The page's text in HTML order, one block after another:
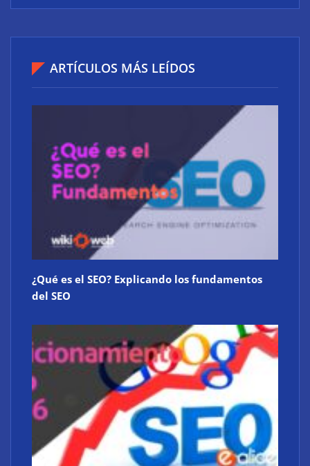
¿Qué es el SEO? Explicando los fundamentos del SEO
ARTÍCULOS MÁS LEÍDOS
¿Qué es el SEO? Explicando los fundamentos
del SEO